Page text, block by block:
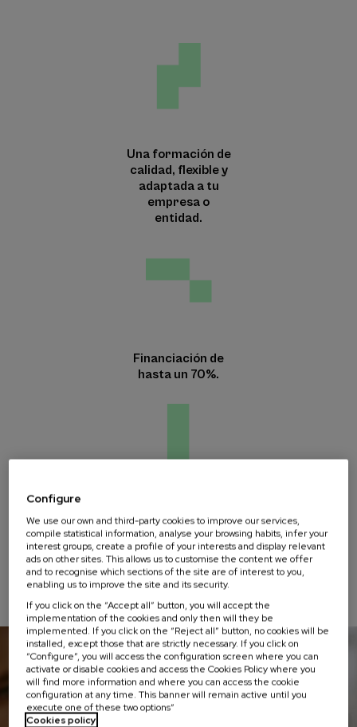
What are you looking for?
Una formación de
calidad, flexible y
adaptada a tu
empresa o
entidad.
Financiación de
hasta un 70%.
Certificación
digital, Europass,
con
reconocimiento
europeo.
Configure
We use our own and third-party cookies to improve our services,
compile statistical information, analyse your browsing habits, infer your
interest groups, create a profile of your interests and display relevant
ads on other sites. This allows us to customise the content we offer
and to recognise which sections of the site are of interest to you,
enabling us to improve the site and its security.
If you click on the “Accept all” button, you will accept the
implementation of the cookies and only then will they be
implemented. If you click on the “Reject all” button, no cookies will be
installed, except those that are strictly necessary. If you click on
“Configure”, you will access the configuration screen where you can
activate or disable cookies and access the Cookies Policy where you
will find more information and where you can access the cookie
configuration at any time. This banner will remain active until you
execute one of these two options”
Cookies policy